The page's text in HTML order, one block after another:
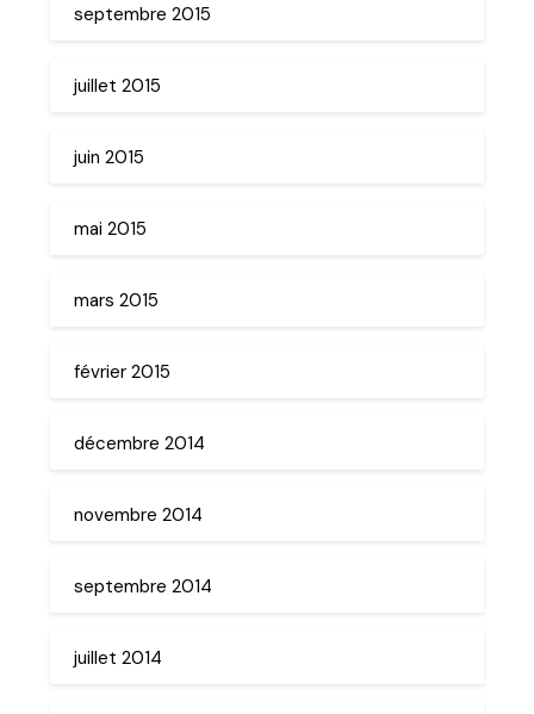
septembre 2015
juillet 2015
juin 2015
mai 2015
mars 2015
février 2015
décembre 2014
novembre 2014
septembre 2014
juillet 2014